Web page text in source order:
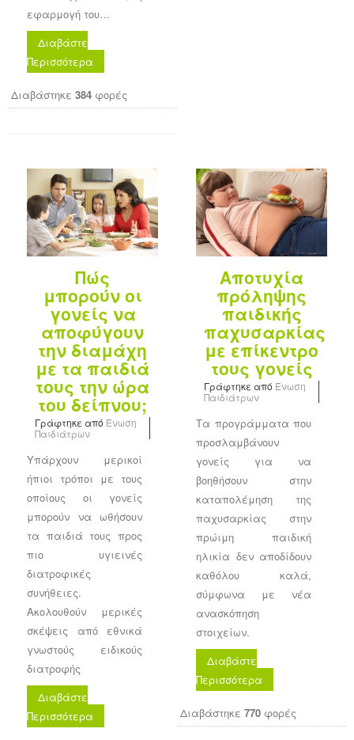
εφαρμογή του…
Διαβάστε
Περισσότερα
Διαβάστηκε 384 φορές
Πώς
μπορούν οι
γονείς να
αποφύγουν
την διαμάχη
με τα παιδιά
τους την ώρα
του δείπνου;
Γράφτηκε από Ένωση
Παιδιάτρων
Υπάρχουν μερικοί
ήπιοι τρόποι με τους
οποίους οι γονείς
μπορούν να ωθήσουν
τα παιδιά τους προς
πιο υγιεινές
διατροφικές
συνήθειες.
Ακολουθούν μερικές
σκέψεις από εθνικά
γνωστούς ειδικούς
διατροφής
Διαβάστε
Περισσότερα
Αποτυχία
πρόληψης
παιδικής
παχυσαρκίας
με επίκεντρο
τους γονείς
Γράφτηκε από Ένωση
Παιδιάτρων
Τα προγράμματα που
προσλαμβάνουν
γονείς για να
βοηθήσουν στην
καταπολέμηση της
παχυσαρκίας στην
πρώιμη παιδική
ηλικία δεν αποδίδουν
καθόλου καλά,
σύμφωνα με νέα
ανασκόπηση
στοιχείων.
Διαβάστε
Περισσότερα
Διαβάστηκε 770 φορές